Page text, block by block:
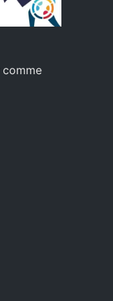
comme